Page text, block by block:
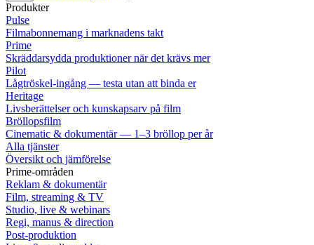
Produkter
Pulse
Filmabonnemang i marknadens takt
Prime
Skräddarsydda produktioner när det krävs mer
Pilot
Lågtröskel-ingång — testa utan att binda er
Heritage
Livsberättelser och kunskapsarv på film
Bröllopsfilm
Cinematic & dokumentär — 1–3 bröllop per år
Alla tjänster
Översikt och jämförelse
Prime-områden
Reklam & dokumentär
Film, streaming & TV
Studio, live & webinars
Regi, manus & direction
Post-produktion